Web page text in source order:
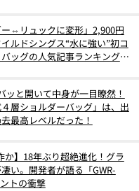
⇔リュックに変形」2,900円
ルドシングス“水に強い”初コ
ッグの人気記事ランキングベ
ッと開いて中身が一目瞭然！
層ショルダーバッグ」は、出
最高レベルだった！
か】18年ぶり超絶進化！グラ
い。開発者が語る「GWR-
トの衝撃